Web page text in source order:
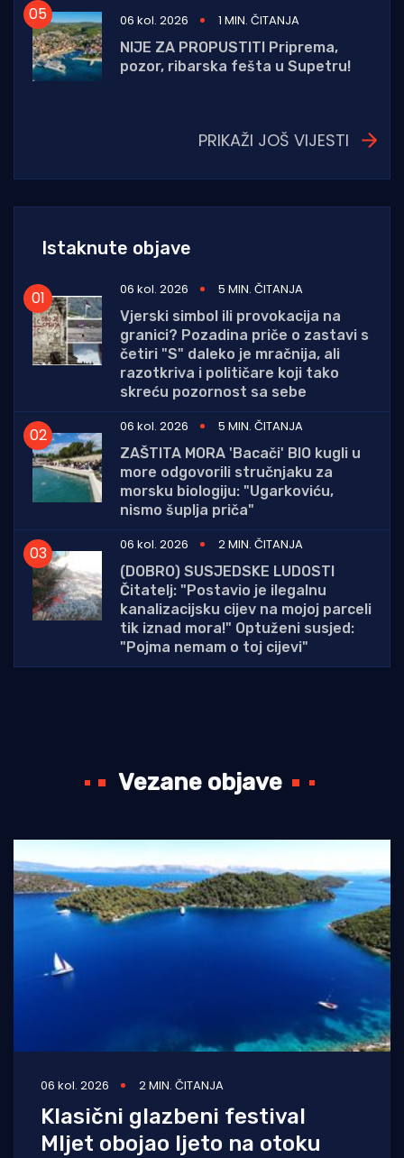
06 kol. 2026
1 MIN. ČITANJA
NIJE ZA PROPUSTITI Priprema,
pozor, ribarska fešta u Supetru!
PRIKAŽI JOŠ VIJESTI
Istaknute objave
06 kol. 2026
5 MIN. ČITANJA
Vjerski simbol ili provokacija na
granici? Pozadina priče o zastavi s
četiri "S" daleko je mračnija, ali
razotkriva i političare koji tako
skreću pozornost sa sebe
06 kol. 2026
5 MIN. ČITANJA
ZAŠTITA MORA 'Bacači' BIO kugli u
more odgovorili stručnjaku za
morsku biologiju: "Ugarkoviću,
nismo šuplja priča"
06 kol. 2026
2 MIN. ČITANJA
(DOBRO) SUSJEDSKE LUDOSTI
Čitatelj: "Postavio je ilegalnu
kanalizacijsku cijev na mojoj parceli
tik iznad mora!" Optuženi susjed:
"Pojma nemam o toj cijevi"
Vezane objave
06 kol. 2026 2 MIN. ČITANJA
Klasični glazbeni festival
Mljet obojao ljeto na otoku